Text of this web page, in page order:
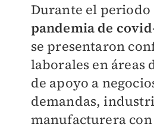
Durante el periodo
pandemia de
se presentaron
laborales en áreas
de apoyo a
demandas,
manufacturera